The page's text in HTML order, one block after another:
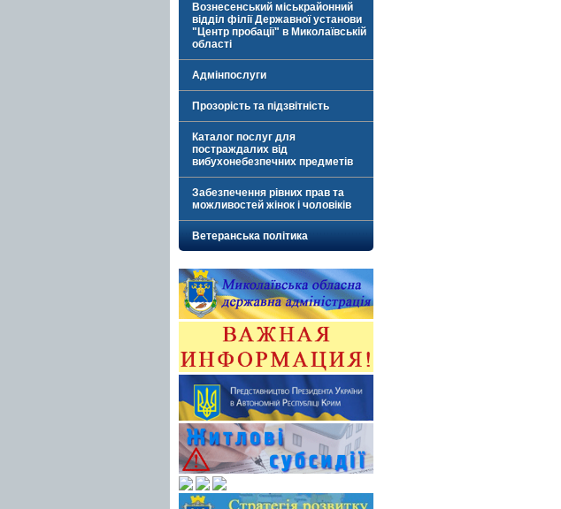
Вознесенський міськрайонний
відділ філії Державної установи
"Центр пробації" в Миколаївській
області
Адмінпослуги
Прозорість та підзвітність
Каталог послуг для
постраждалих від
вибухонебезпечних предметів
Забезпечення рівних прав та
можливостей жінок і чоловіків
Ветеранська політика